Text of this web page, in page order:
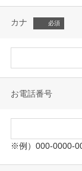
カナ
お電話番号
※例）000-0000-